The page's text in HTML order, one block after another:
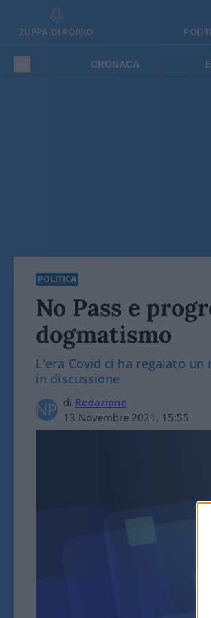
ZUPPA DI PORRO
CRONACA
POLITICA
No Pass e
dogmatismo
L'era Covid ci ha regalato
in discussione
di Redazione
13 Novembre 2021, 15:55